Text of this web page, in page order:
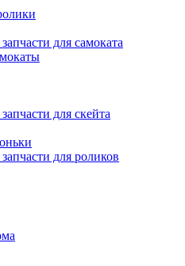
для самоката
для скейта
для роликов